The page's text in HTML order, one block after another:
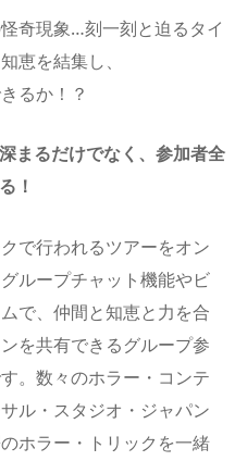
奇現象…刻一刻と迫るタイ
恵を結集し、
るか！？
まるだけでなく、参加者全
！
で行われるツアーをオン
ループチャット機能やビ
で、仲間と知恵と力を合
を共有できるグループ参
。数々のホラー・コンテ
ル・スタジオ・ジャパン
ホラー・トリックを一緒